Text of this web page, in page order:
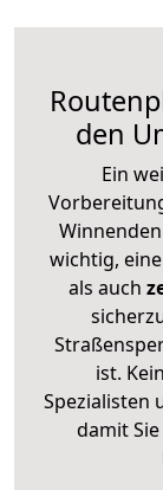
den
Ein
wichtig,
als auch
ist.
Spezialisten
damit